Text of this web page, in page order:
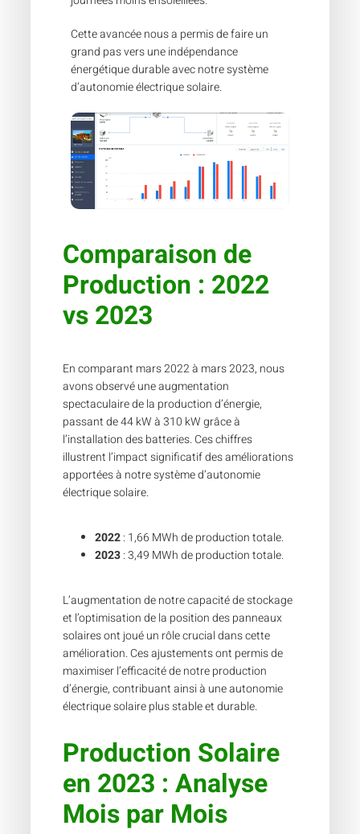
Cette avancée nous a permis de faire un
grand pas vers une indépendance
énergétique durable avec notre système
d’autonomie électrique solaire.
Comparaison de
Production : 2022
vs 2023
En comparant mars 2022 à mars 2023, nous
avons observé une augmentation
spectaculaire de la production d’énergie,
passant de 44 kW à 310 kW grâce à
l’installation des batteries. Ces chiffres
illustrent l’impact significatif des améliorations
apportées à notre système d’autonomie
électrique solaire.
2022: 1,66 MWh de production totale.
2023: 3,49 MWh de production totale.
L’augmentation de notre capacité de stockage
et l’optimisation de la position des panneaux
solaires ont joué un rôle crucial dans cette
amélioration. Ces ajustements ont permis de
maximiser l’efficacité de notre production
d’énergie, contribuant ainsi à une autonomie
électrique solaire plus stable et durable.
Production Solaire
en 2023 : Analyse
Mois par Mois